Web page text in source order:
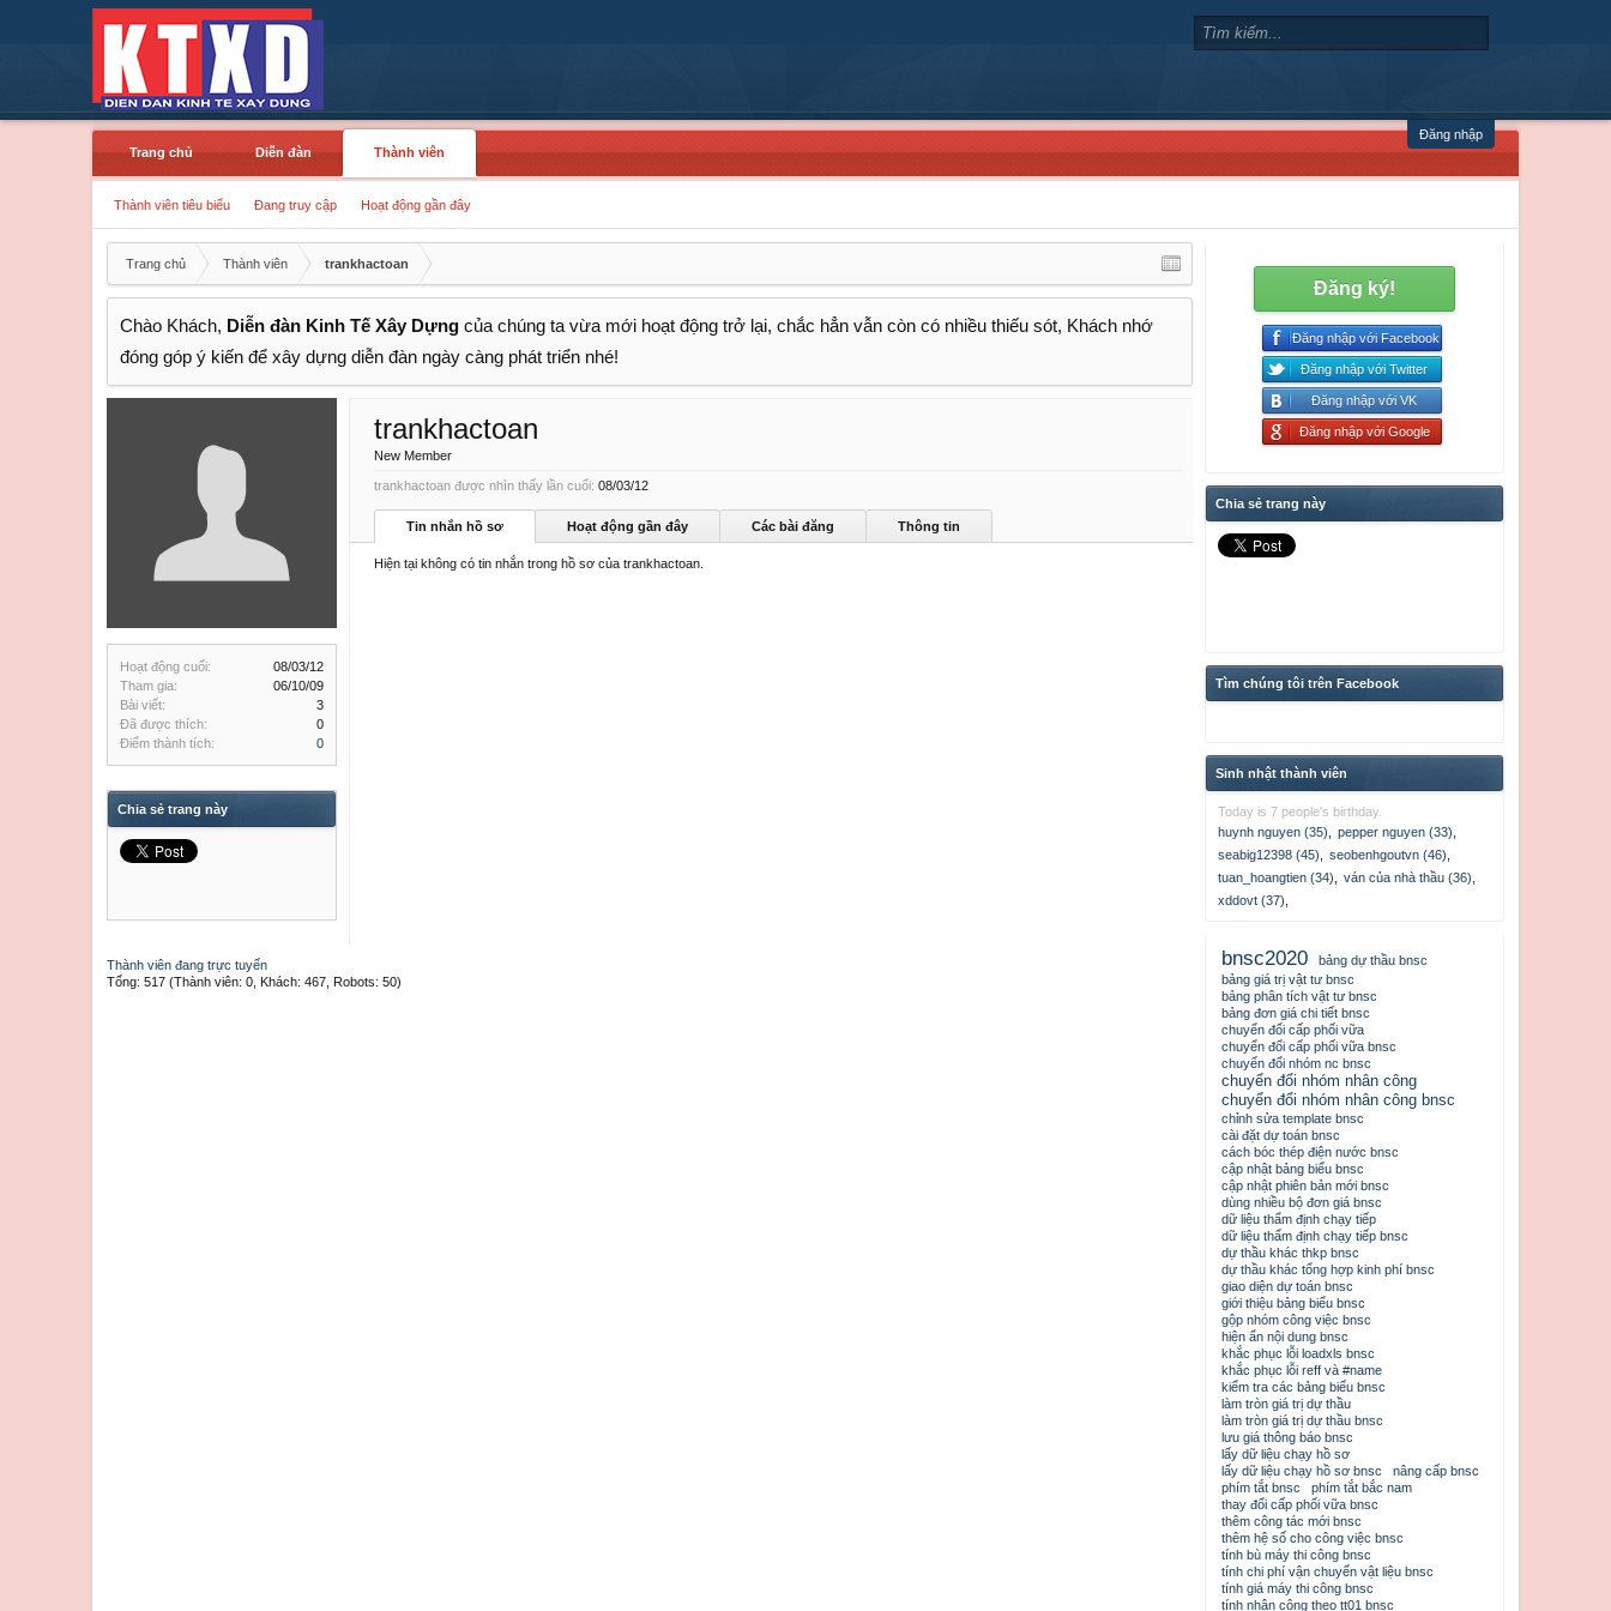
Đăng nhập
Trang chủ
Diễn đàn Thành viên
Thành viên tiêu biểu Đang truy cập Hoạt động gần đây
Trang chủ Thành viên trankhactoan
Chào Khách, Diễn đàn Kinh Tế Xây Dựng của chúng ta vừa mới hoạt động trở lại, chắc hẳn vẫn còn có nhiều thiếu sót, Khách nhớ
đóng góp ý kiến để xây dựng diễn đàn ngày càng phát triển nhé!
Hoạt động cuối:
08/03/12
Tham gia:
06/10/09
Bài viết:
3
Đã được thích:
0
Điểm thành tích:
0
Chia sẻ trang này
trankhactoan
New Member
trankhactoan được nhìn thấy lần cuối: 08/03/12
Tin nhắn hồ sơ Hoạt động gần đây Các bài đăng Thông tin
Hiện tại không có tin nhắn trong hồ sơ của trankhactoan.
Thành viên đang trực tuyến
Tổng: 517 (Thành viên: 0, Khách: 467, Robots: 50)
Đăng ký!
Đăng nhập với Facebook
Đăng nhập với Twitter
Đăng nhập với VK
Đăng nhập với Google
Chia sẻ trang này
Tìm chúng tôi trên Facebook
Sinh nhật thành viên
Today is 7 people's birthday.
huynh nguyen (35)
pepper nguyen (33)
seabig12398 (45)
seobenhgoutvn (46)
tuan_hoangtien (34)
ván của nhà thầu (36)
xddovt (37)
bnsc2020
bảng dự thầu bnsc
bảng giá trị vật tư bnsc
bảng phân tích vật tư bnsc
bảng đơn giá chi tiết bnsc
chuyển đổi cấp phối vữa
chuyển đổi cấp phối vữa bnsc
chuyển đổi nhóm nc bnsc
chuyển đổi nhóm nhân công
chuyển đổi nhóm nhân công bnsc
chỉnh sửa template bnsc
cài đặt dự toán bnsc
cách bóc thép điện nước bnsc
cập nhật bảng biểu bnsc
cập nhật phiên bản mới bnsc
dùng nhiều bộ đơn giá bnsc
dữ liệu thẩm định chạy tiếp
dữ liệu thẩm định chạy tiếp bnsc
dự thầu khác thkp bnsc
dự thầu khác tổng hợp kinh phí bnsc
giao diện dự toán bnsc
giới thiệu bảng biểu bnsc
gộp nhóm công việc bnsc
hiện ẩn nội dung bnsc
khắc phục lỗi loadxls bnsc
khắc phục lỗi reff và #name
kiểm tra các bảng biểu bnsc
làm tròn giá trị dự thầu
làm tròn giá trị dự thầu bnsc
lưu giá thông báo bnsc
lấy dữ liệu chạy hồ sơ
lấy dữ liệu chạy hồ sơ bnsc
nâng cấp bnsc
phím tắt bnsc
phím tắt bắc nam
thay đổi cấp phối vữa bnsc
thêm công tác mới bnsc
thêm hệ số cho công việc bnsc
tính bù máy thi công bnsc
tính chi phí vận chuyển vật liệu bnsc
tính giá máy thi công bnsc
tính nhân công theo tt01 bnsc